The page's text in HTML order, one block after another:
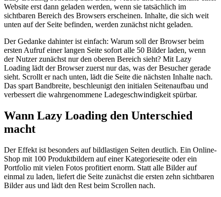
Website erst dann geladen werden, wenn sie tatsächlich im
sichtbaren Bereich des Browsers erscheinen. Inhalte, die sich weit
unten auf der Seite befinden, werden zunächst nicht geladen.
Der Gedanke dahinter ist einfach: Warum soll der Browser beim
ersten Aufruf einer langen Seite sofort alle 50 Bilder laden, wenn
der Nutzer zunächst nur den oberen Bereich sieht? Mit Lazy
Loading lädt der Browser zuerst nur das, was der Besucher gerade
sieht. Scrollt er nach unten, lädt die Seite die nächsten Inhalte nach.
Das spart Bandbreite, beschleunigt den initialen Seitenaufbau und
verbessert die wahrgenommene Ladegeschwindigkeit spürbar.
Wann Lazy Loading den Unterschied
macht
Der Effekt ist besonders auf bildlastigen Seiten deutlich. Ein Online-
Shop mit 100 Produktbildern auf einer Kategorieseite oder ein
Portfolio mit vielen Fotos profitiert enorm. Statt alle Bilder auf
einmal zu laden, liefert die Seite zunächst die ersten zehn sichtbaren
Bilder aus und lädt den Rest beim Scrollen nach.